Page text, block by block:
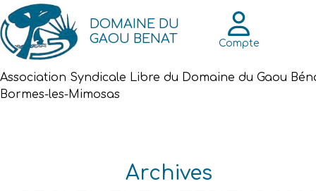
DOMAINE DU
GAOU BENAT
Compte
Association Syndicale Libre du Domaine du Gaou
Bormes-les-Mimosas
Archives